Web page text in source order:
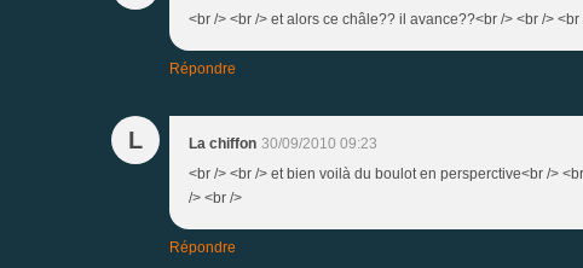
<br /> <br /> et alors ce châle?? il avance??<br /> <br />
Répondre
L La chiffon 30/09/2010 09:23
<br /> <br /> et bien voilà du boulot en persperctive<br />
/> <br />
Répondre